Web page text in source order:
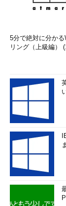
5分で絶対に分かる
リング（上級編）